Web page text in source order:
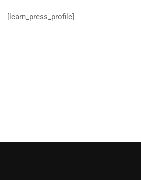
[learn_press_profile]